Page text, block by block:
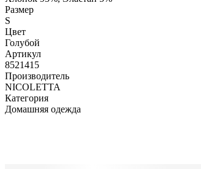
Размер
S
Цвет
Голубой
Артикул
8521415
Производитель
NICOLETTA
Категория
Домашняя одежда